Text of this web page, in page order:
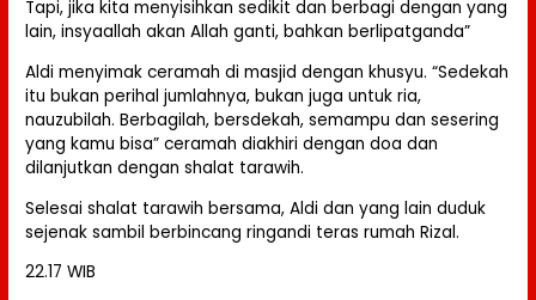
Tapi, jika kita menyisihkan sedikit dan berbagi dengan yang
lain, insyaallah akan Allah ganti, bahkan berlipatganda”
Aldi menyimak ceramah di masjid dengan khusyu. “Sedekah
itu bukan perihal jumlahnya, bukan juga untuk ria,
nauzubilah. Berbagilah, bersdekah, semampu dan sesering
yang kamu bisa” ceramah diakhiri dengan doa dan
dilanjutkan dengan shalat tarawih.
Selesai shalat tarawih bersama, Aldi dan yang lain duduk
sejenak sambil berbincang ringandi teras rumah Rizal.
22.17 WIB